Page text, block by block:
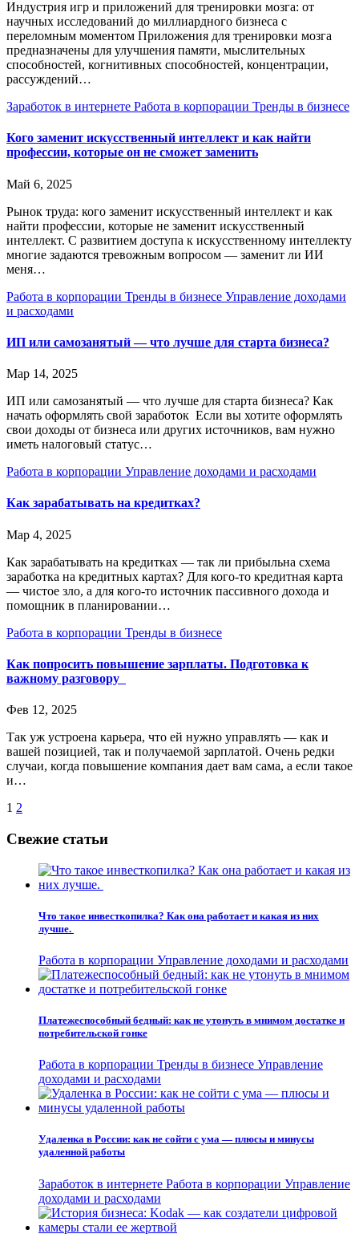
Индустрия игр и приложений для тренировки мозга: от
научных исследований до миллиардного бизнеса с
переломным моментом Приложения для тренировки мозга
предназначены для улучшения памяти, мыслительных
способностей, когнитивных способностей, концентрации,
рассуждений…
Заработок в интернете Работа в корпорации Тренды в бизнесе
Кого заменит искусственный интеллект и как найти
профессии, которые он не сможет заменить
Май 6, 2025
Рынок труда: кого заменит искусственный интеллект и как
найти профессии, которые не заменит искусственный
интеллект. С развитием доступа к искусственному интеллекту
многие задаются тревожным вопросом — заменит ли ИИ
меня…
Работа в корпорации Тренды в бизнесе Управление доходами
и расходами
ИП или самозанятый — что лучше для старта бизнеса?
Мар 14, 2025
ИП или самозанятый — что лучше для старта бизнеса? Как
начать оформлять свой заработок Если вы хотите оформлять
свои доходы от бизнеса или других источников, вам нужно
иметь налоговый статус…
Работа в корпорации Управление доходами и расходами
Как зарабатывать на кредитках?
Мар 4, 2025
Как зарабатывать на кредитках — так ли прибыльна схема
заработка на кредитных картах? Для кого-то кредитная карта
— чистое зло, а для кого-то источник пассивного дохода и
помощник в планировании…
Работа в корпорации Тренды в бизнесе
Как попросить повышение зарплаты. Подготовка к
важному разговору
Фев 12, 2025
Так уж устроена карьера, что ей нужно управлять — как и
вашей позицией, так и получаемой зарплатой. Очень редки
случаи, когда повышение компания дает вам сама, а если такое
и…
Пагинация
записей
1 2
Свежие статьи
Что такое инвесткопилка? Как она работает и какая из них
лучше.
Работа в корпорации Управление доходами и расходами
Платежеспособный бедный: как не утонуть в мнимом достатке и
потребительской гонке
Работа в корпорации Тренды в бизнесе Управление
доходами и расходами
Удаленка в России: как не сойти с ума — плюсы и минусы
удаленной работы
Заработок в интернете Работа в корпорации Управление
доходами и расходами